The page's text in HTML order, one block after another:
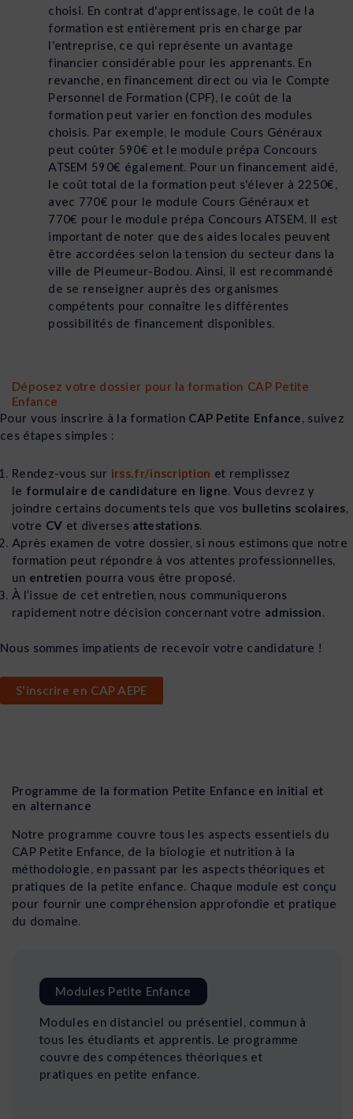
choisi. En contrat d'apprentissage, le coût de la
formation est entièrement pris en charge par
l'entreprise, ce qui représente un avantage
financier considérable pour les apprenants. En
revanche, en financement direct ou via le Compte
Personnel de Formation (CPF), le coût de la
formation peut varier en fonction des modules
choisis. Par exemple, le module Cours Généraux
peut coûter 590€ et le module prépa Concours
ATSEM 590€ également. Pour un financement aidé,
le coût total de la formation peut s'élever à 2250€,
avec 770€ pour le module Cours Généraux et
770€ pour le module prépa Concours ATSEM. Il est
important de noter que des aides locales peuvent
être accordées selon la tension du secteur dans la
ville de Pleumeur-Bodou. Ainsi, il est recommandé
de se renseigner auprès des organismes
compétents pour connaître les différentes
possibilités de financement disponibles.
Déposez votre dossier pour la formation CAP Petite
Enfance
Pour vous inscrire à la formation CAP Petite Enfance, suivez
ces étapes simples :
Rendez-vous sur irss.fr/inscription et remplissez
le formulaire de candidature en ligne. Vous devrez y
joindre certains documents tels que vos bulletins scolaires,
votre CV et diverses attestations.
Après examen de votre dossier, si nous estimons que notre
formation peut répondre à vos attentes professionnelles,
un entretien pourra vous être proposé.
À l’issue de cet entretien, nous communiquerons
rapidement notre décision concernant votre admission.
Nous sommes impatients de recevoir votre candidature !
S'inscrire en CAP AEPE
Programme de la formation Petite Enfance en initial et
en alternance
Notre programme couvre tous les aspects essentiels du
CAP Petite Enfance, de la biologie et nutrition à la
méthodologie, en passant par les aspects théoriques et
pratiques de la petite enfance. Chaque module est conçu
pour fournir une compréhension approfondie et pratique
du domaine.
Modules Petite Enfance
Modules en distanciel ou présentiel, commun à
tous les étudiants et apprentis. Le programme
couvre des compétences théoriques et
pratiques en petite enfance.